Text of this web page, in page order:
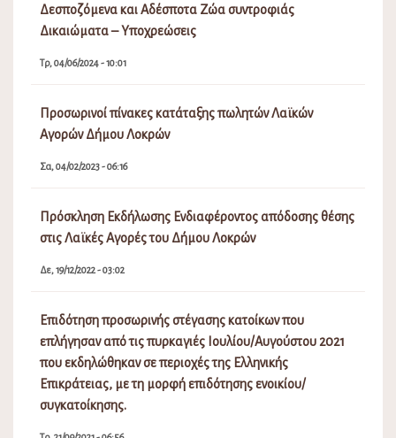
Δεσποζόμενα και Αδέσποτα Ζώα συντροφιάς
Δικαιώματα – Υποχρεώσεις
Τρ, 04/06/2024 - 10:01
Προσωρινοί πίνακες κατάταξης πωλητών Λαϊκών
Αγορών Δήμου Λοκρών
Σα, 04/02/2023 - 06:16
Πρόσκληση Εκδήλωσης Ενδιαφέροντος απόδοσης θέσης
στις Λαϊκές Αγορές του Δήμου Λοκρών
Δε, 19/12/2022 - 03:02
Επιδότηση προσωρινής στέγασης κατοίκων που
επλήγησαν από τις πυρκαγιές Ιουλίου/Αυγούστου 2021
που εκδηλώθηκαν σε περιοχές της Ελληνικής
Επικράτειας, με τη μορφή επιδότησης ενοικίου/
συγκατοίκησης.